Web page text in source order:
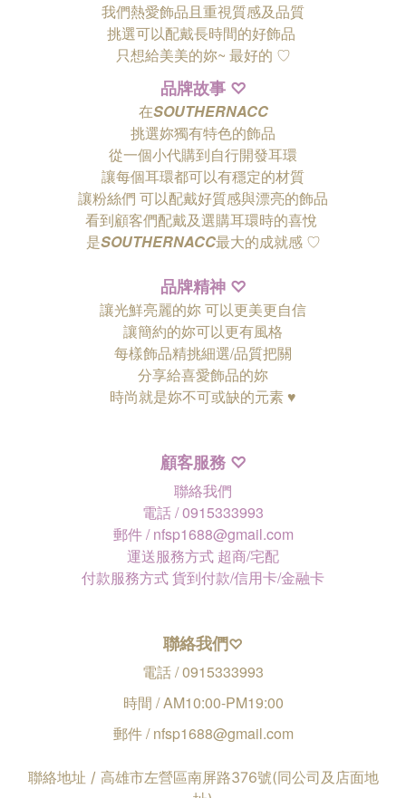
我們熱愛飾品且重視質感及品質
挑選可以配戴長時間的好飾品
只想給美美的妳~ 最好的 ♡
品牌故事 ♡
在SOUTHERNACC
挑選妳獨有特色的飾品
從一個小代購到自行開發耳環
讓每個耳環都可以有穩定的材質
讓粉絲們 可以配戴好質感與漂亮的飾品
看到顧客們配戴及選購耳環時的喜悅
是SOUTHERNACC最大的成就感 ♡
品牌精神 ♡
讓光鮮亮麗的妳 可以更美更自信
讓簡約的妳可以更有風格
每樣飾品精挑細選/品質把關
分享給喜愛飾品的妳
時尚就是妳不可或缺的元素 ♥
顧客服務 ♡
聯絡我們
電話 / 0915333993
郵件 / nfsp1688@gmail.com
運送服務方式 超商/宅配
付款服務方式 貨到付款/信用卡/金融卡
聯絡我們♡
電話 / 0915333993
時間 / AM10:00-PM19:00
郵件 / nfsp1688@gmail.com
聯絡地址 / 高雄市左營區南屏路376號(同公司及店面地